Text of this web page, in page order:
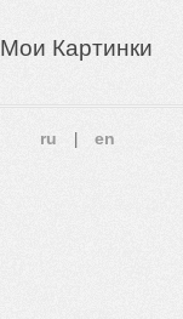
Мои Картинки
ru en